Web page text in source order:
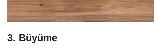
3. Büyüme